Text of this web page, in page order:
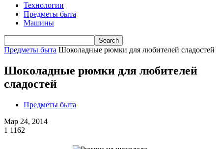
Технологии
Предметы быта
Машины
Предметы быта Шоколадные рюмки для любителей сладостей
Шоколадные рюмки для любителей
сладостей
Предметы быта
Мар 24, 2014
1 1162